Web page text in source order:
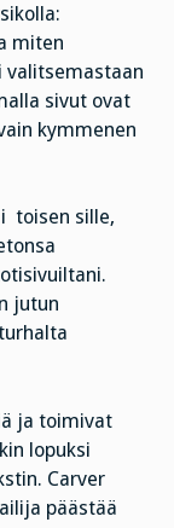
miten
valitsemastaan
sivut ovat
kymmenen
toisen sille,
jutun
ja toimivat
lopuksi
Carver
päästää